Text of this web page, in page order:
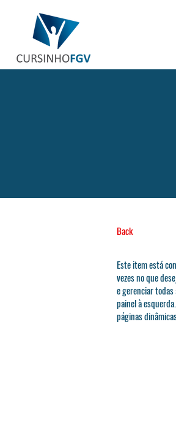
Back
Este item está
vezes no que
e gerenciar todas
painel à
páginas